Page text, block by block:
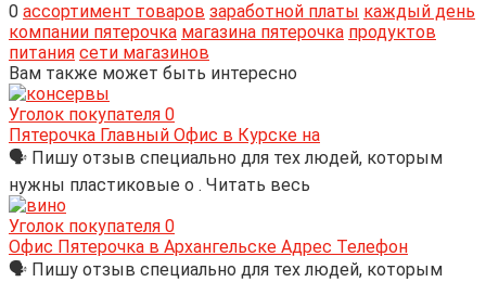
0 ассортимент товаров заработной платы каждый день
компании пятерочка магазина пятерочка продуктов
питания сети магазинов
Вам также может быть интересно
Уголок покупателя 0
Пятерочка Главный Офис в Курске на
🗣 Пишу отзыв специально для тех людей, которым
нужны пластиковые о . Читать весь
Уголок покупателя 0
Офис Пятерочка в Архангельске Адрес Телефон
🗣 Пишу отзыв специально для тех людей, которым